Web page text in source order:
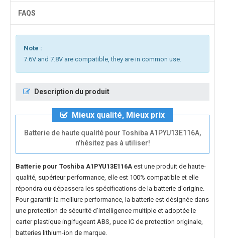
FAQS
Note :
7.6V and 7.8V are compatible, they are in common use.
Description du produit
Mieux qualité, Mieux prix
Batterie de haute qualité pour Toshiba A1PYU13E116A,
n'hésitez pas à utiliser!
Batterie pour Toshiba A1PYU13E116A est une produit de haute-
qualité, supérieur performance, elle est 100% compatible et elle
répondra ou dépassera les spécifications de la batterie d'origine.
Pour garantir la meillure performance, la batterie est désignée dans
une protection de sécurité d'intelligence multiple et adoptée le
carter plastique ingifugeant ABS, puce IC de protection originale,
batteries lithium-ion de marque.